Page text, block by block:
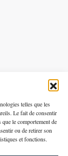
telles que les
Le fait de consentir
que le comportement de
ou de retirer son
et fonctions.